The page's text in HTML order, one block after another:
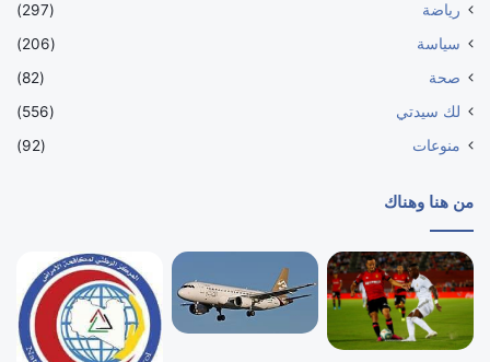
رياضة
(297)
سياسة
(206)
صحة
(82)
لك سيدتي
(556)
منوعات
(92)
من هنا وهناك